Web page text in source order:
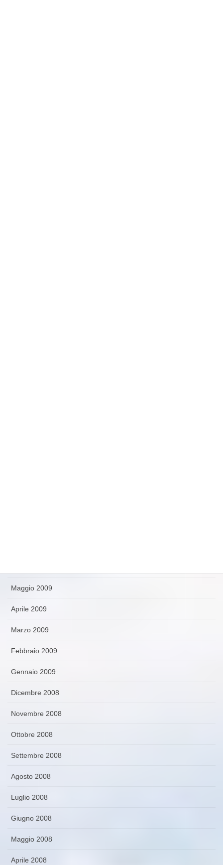
Maggio 2009
Aprile 2009
Marzo 2009
Febbraio 2009
Gennaio 2009
Dicembre 2008
Novembre 2008
Ottobre 2008
Settembre 2008
Agosto 2008
Luglio 2008
Giugno 2008
Maggio 2008
Aprile 2008